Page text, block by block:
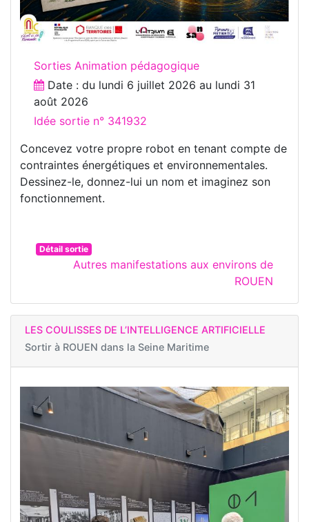
Sorties Animation pédagogique
Date : du lundi 6 juillet 2026 au lundi 31
août 2026
Idée sortie n° 341932
Concevez votre propre robot en tenant compte de
contraintes énergétiques et environnementales.
Dessinez-le, donnez-lui un nom et imaginez son
fonctionnement.
Détail sortie
Autres manifestations aux environs de
ROUEN
LES COULISSES DE L’INTELLIGENCE ARTIFICIELLE
Sortir à ROUEN dans la Seine Maritime